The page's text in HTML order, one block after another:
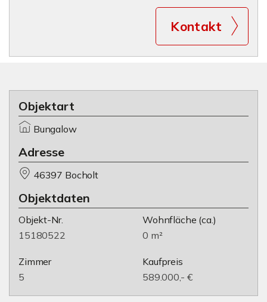
Kontakt
Objektart
Bungalow
Adresse
46397 Bocholt
Objektdaten
Objekt-Nr.
15180522
Wohnfläche (ca.)
0 m²
Zimmer
5
Kaufpreis
589.000,- €